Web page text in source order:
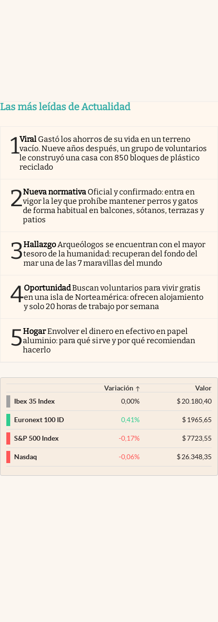
Las más leídas de Actualidad
1Viral Gastó los ahorros de su vida en un terreno
vacío. Nueve años después, un grupo de voluntarios
le construyó una casa con 850 bloques de plástico
reciclado
2Nueva normativa Oficial y confirmado: entra en
vigor la ley que prohíbe mantener perros y gatos
de forma habitual en balcones, sótanos, terrazas y
patios
3Hallazgo Arqueólogos se encuentran con el mayor
tesoro de la humanidad: recuperan del fondo del
mar una de las 7 maravillas del mundo
4OportunidadBuscan voluntarios para vivir gratis
en una isla de Norteamérica: ofrecen alojamiento
y solo 20 horas de trabajo por semana
5HogarEnvolver el dinero en efectivo en papel
aluminio: para qué sirve y por qué recomiendan
hacerlo
Variación
Valor
Ibex 35 Index
0,00% $20.180,40
Euronext 100 ID 0,41% $1965,65
S&P 500 Index -0,17% $7723,55
Nasdaq -0,06% $26.348,35